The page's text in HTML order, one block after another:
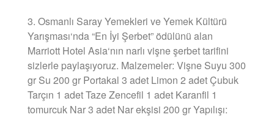
3. Osmanlı Saray Yemekleri ve Yemek Kültürü
Yarışması‘nda “En İyi Şerbet” ödülünü alan
Marriott Hotel Asia‘nın narlı vişne şerbet tarifini
sizlerle paylaşıyoruz. Malzemeler: Vişne Suyu 300
gr Su 200 gr Portakal 3 adet Limon 2 adet Çubuk
Tarçın 1 adet Taze Zencefil 1 adet Karanfil 1
tomurcuk Nar 3 adet Nar ekşisi 200 gr Yapılışı: